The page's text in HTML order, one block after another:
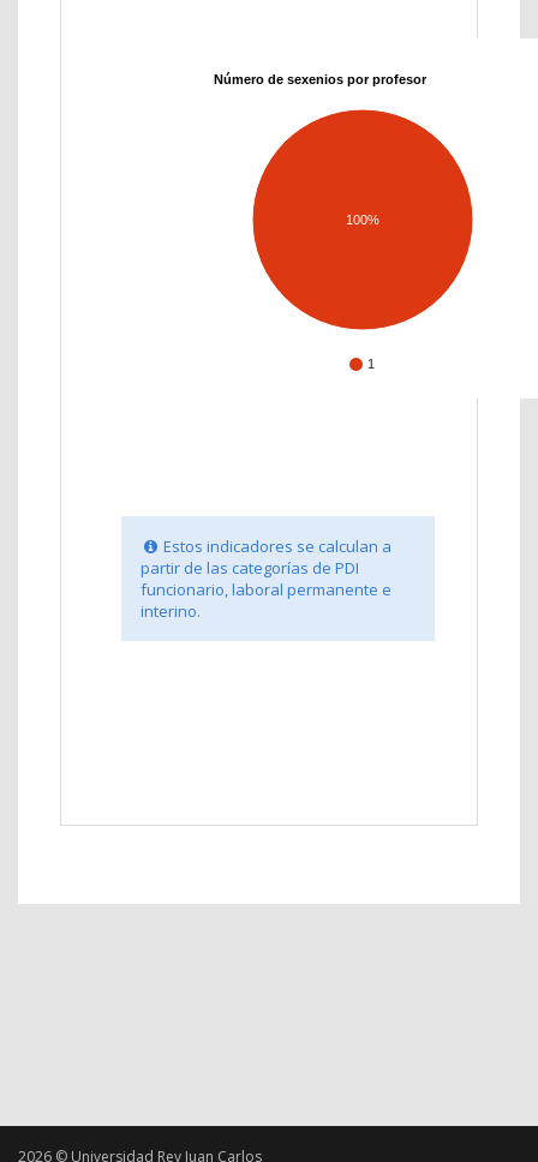
Número de sexenios por profesor
1
100%
Estos indicadores se calculan a
partir de las categorías de PDI
funcionario, laboral permanente e
interino.
2026 © Universidad Rey Juan Carlos